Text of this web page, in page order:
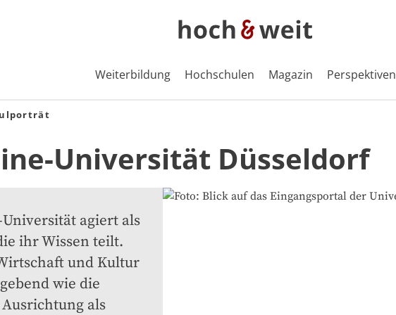
Weiterbildung Hochschulen Magazin Perspektiven
Universität Düsseldorf
agiert als
ihr Wissen teilt.
und Kultur
wie die
als